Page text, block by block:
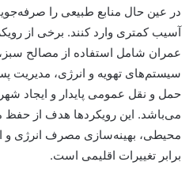
در عین حال منابع طبیعی را
آسیب کمتری وارد کنند. برخی از
عمران شامل استفاده از مصالح
سیستم‌های تهویه و انرژی، مدیریت
حمل و نقل عمومی پایدار و ایجاد
می‌باشد. این رویکردها هدف از حفظ
محیطی، بهینه‌سازی مصرف انرژی و
برابر تغییرات اقلیمی است.